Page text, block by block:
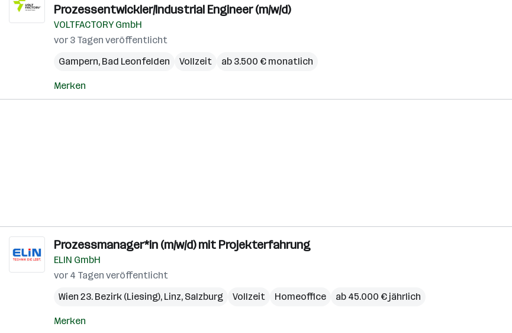
Prozessentwickler/Industrial Engineer (m/w/d)
VOLTFACTORY GmbH
vor 3 Tagen veröffentlicht
Gampern, Bad Leonfelden Vollzeit ab 3.500 € monatlich
Merken
Prozessmanager*in (m/w/d) mit Projekterfahrung
ELIN GmbH
vor 4 Tagen veröffentlicht
Wien 23. Bezirk (Liesing), Linz, Salzburg Vollzeit Homeoffice ab 45.000 € jährlich
Merken